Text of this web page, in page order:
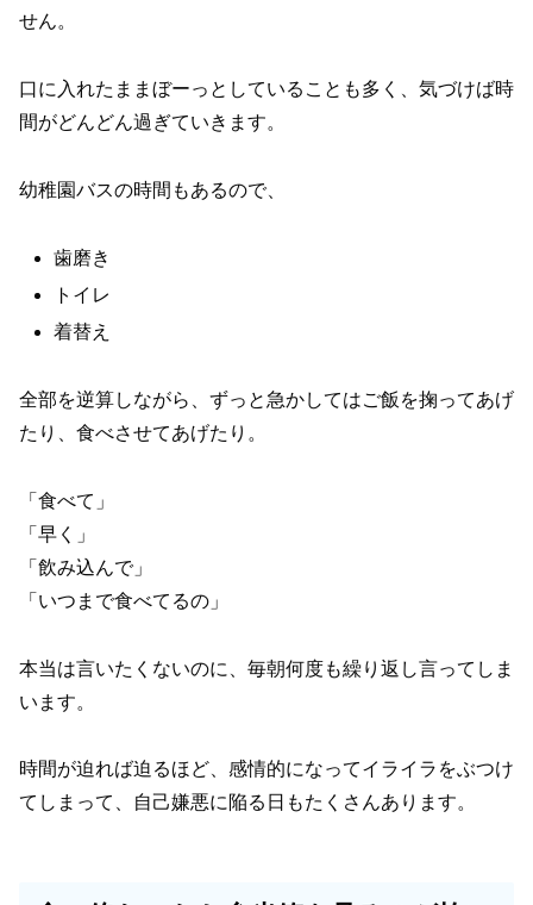
せん。
口に入れたままぼーっとしていることも多く、気づけば時
間がどんどん過ぎていきます。
幼稚園バスの時間もあるので、
歯磨き
トイレ
着替え
全部を逆算しながら、ずっと急かしてはご飯を掬ってあげ
たり、食べさせてあげたり。
「食べて」
「早く」
「飲み込んで」
「いつまで食べてるの」
本当は言いたくないのに、毎朝何度も繰り返し言ってしま
います。
時間が迫れば迫るほど、感情的になってイライラをぶつけ
てしまって、自己嫌悪に陥る日もたくさんあります。